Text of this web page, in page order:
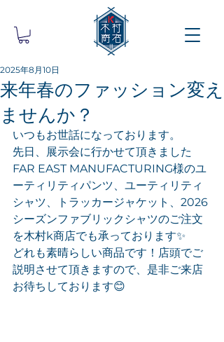
来年春のファッション変え
ませんか？
2025年8月10日
いつもお世話になっております。
先日、展示会に行かせて頂きました
FAR EAST MANUFACTURING様のユ
ーティリティパンツ、ユーティリティ
シャツ、トラッカージャケット、2026
シーズンファブリックシャツのご注文
を木村k商店でも承っております✨
どれも素晴らしい商品です！店頭でご
説明させて頂きますので、是非ご来店
お待ちしております😊